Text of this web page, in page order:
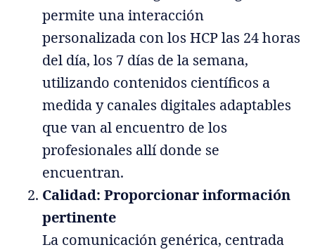
permite una interacción
personalizada con los HCP las 24 horas
del día, los 7 días de la semana,
utilizando contenidos científicos a
medida y canales digitales adaptables
que van al encuentro de los
profesionales allí donde se
encuentran.
Calidad: Proporcionar información
pertinente
La comunicación genérica, centrada